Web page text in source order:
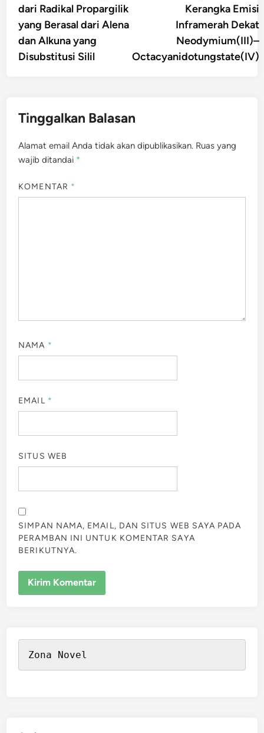
dari Radikal Propargilik
yang Berasal dari Alena
dan Alkuna yang
Disubstitusi Silil
Kerangka Emisi
Inframerah Dekat
Neodymium(III)–
Octacyanidotungstate(IV)
Tinggalkan Balasan
Alamat email Anda tidak akan dipublikasikan. Ruas yang
wajib ditandai *
KOMENTAR *
NAMA *
EMAIL *
SITUS WEB
SIMPAN NAMA, EMAIL, DAN SITUS WEB SAYA PADA
PERAMBAN INI UNTUK KOMENTAR SAYA
BERIKUTNYA.
Zona Novel